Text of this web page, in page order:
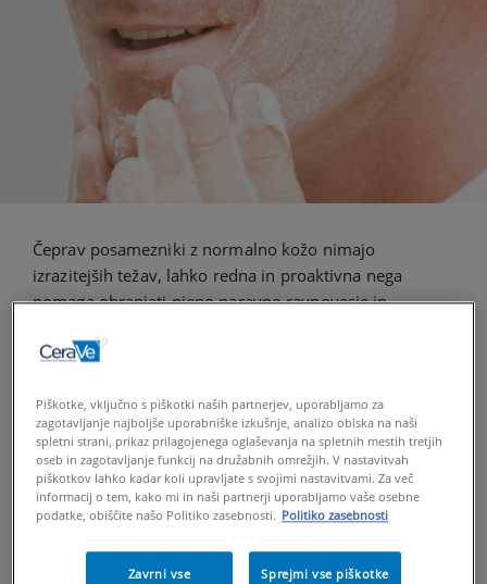
Čeprav posamezniki z normalno kožo nimajo
izrazitejših težav, lahko redna in proaktivna nega
pomaga ohranjati njeno naravno ravnovesje in
oblikovanjem ustrezne negovalne rutine, ki ustreza
neželene težave, jo zaščitite pred okoljskimi dejavniki
in zagotovite, da bo ostala odporna, vitalna in sijoča
skozi leta.
Značilnosti zdrave normalne
kože
Piškotke, vključno s piškotki naših partnerjev, uporabljamo za
zagotavljanje najboljše uporabniške izkušnje, analizo obiska na naši
spletni strani, prikaz prilagojenega oglaševanja na spletnih mestih tretjih
oseb in zagotavljanje funkcij na družabnih omrežjih. V nastavitvah
piškotkov lahko kadar koli upravljate s svojimi nastavitvami. Za več
informacij o tem, kako mi in naši partnerji uporabljamo vaše osebne
podatke, obiščite našo Politiko zasebnosti. Politiko zasebnosti
Zavrni vse Sprejmi vse piškotke